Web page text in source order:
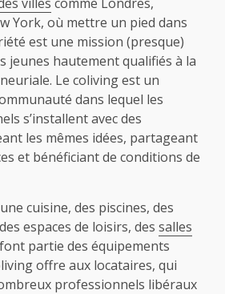
York, où mettre un pied dans
est une mission (presque)
jeunes hautement qualifiés à la
Le coliving est un
dans lequel les
s’installent avec des
les mêmes idées, partageant
et bénéficiant de conditions de
cuisine, des piscines, des
espaces de loisirs, des salles
partie des équipements
offre aux locataires, qui
professionnels libéraux